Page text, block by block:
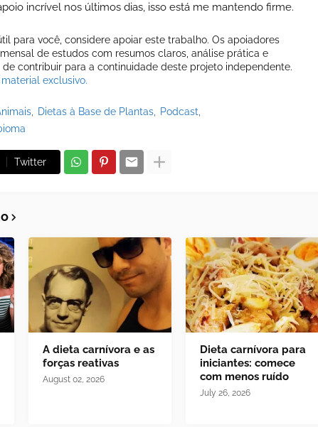
incrível nos últimos dias, isso está me mantendo firme.
para você, considere apoiar este trabalho. Os apoiadores
de estudos com resumos claros, análise prática e
contribuir para a continuidade deste projeto independente.
exclusivo.
Dietas à Base de Plantas
Podcast
Twitter
A dieta carnívora e as
forças reativas
August 02, 2026
Dieta carnívora para
iniciantes: comece
com menos ruído
July 26, 2026